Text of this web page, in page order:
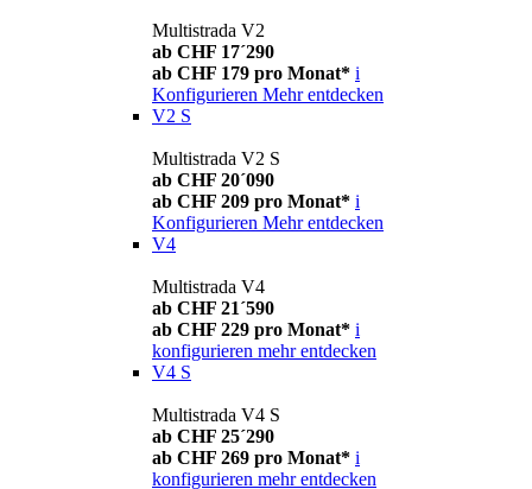
Multistrada V2
ab CHF 17´290
ab CHF 179 pro Monat* i
Konfigurieren Mehr entdecken
V2 S
Multistrada V2 S
ab CHF 20´090
ab CHF 209 pro Monat* i
Konfigurieren Mehr entdecken
V4
Multistrada V4
ab CHF 21´590
ab CHF 229 pro Monat* i
konfigurieren mehr entdecken
V4 S
Multistrada V4 S
ab CHF 25´290
ab CHF 269 pro Monat* i
konfigurieren mehr entdecken